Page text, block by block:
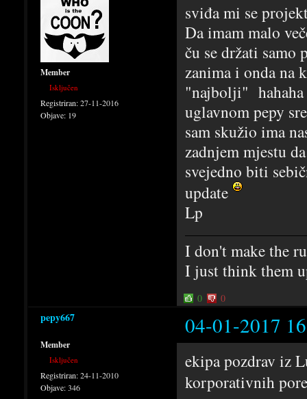
Member
Isključen
Registriran:27-11-2016
Objave: 19
sviđa mi se
Da imam malo
ču se držati samo
zanima i onda na
"najbolji" hahaha
uglavnom pepy
sam skužio ima
zadnjem mjestu
svejedno biti
update
Lp
I don't make the
I just think them
0 0
pepy667 04-01-2017
Member
Isključen
Registriran:24-11-2010
Objave:346
ekipa pozdrav iz
korporativnih